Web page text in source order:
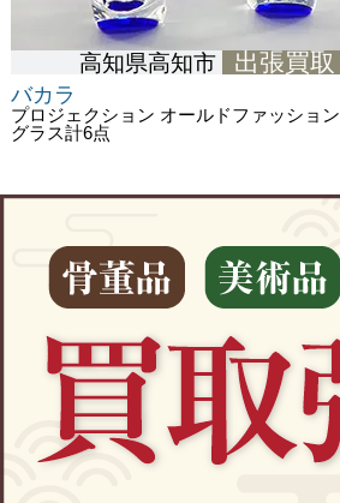
高知県高知市 出張買取
バカラ
プロジェクション オールドファッション
グラス計6点